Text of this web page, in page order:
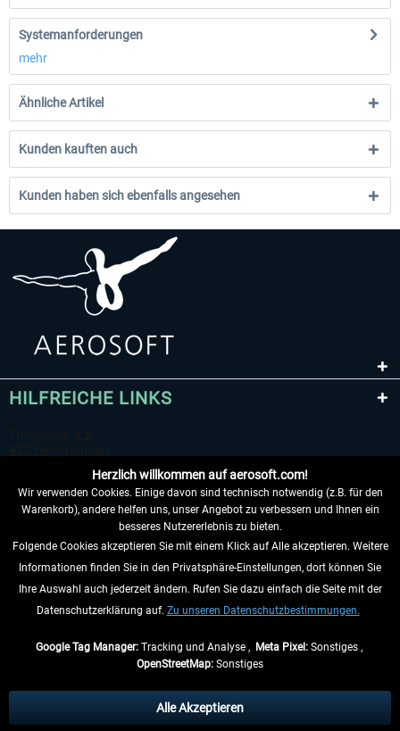
Systemanforderungen
mehr
Ähnliche Artikel
Kunden kauften auch
Kunden haben sich ebenfalls angesehen
HILFREICHE LINKS
VERTRAG WIDERRUFEN
INFORMATIONEN
anders beschrieben.
** Gilt für Lieferungen innerhalb Deutschlands, Lieferzeiten für andere Länder
Herzlich willkommen auf aerosoft.com!
Wir verwenden Cookies. Einige davon sind technisch notwendig (z.B. für den
Warenkorb), andere helfen uns, unser Angebot zu verbessern und Ihnen ein
besseres Nutzererlebnis zu bieten.
Folgende Cookies akzeptieren Sie mit einem Klick auf Alle akzeptieren. Weitere
Informationen finden Sie in den Privatsphäre-Einstellungen, dort können Sie
Ihre Auswahl auch jederzeit ändern. Rufen Sie dazu einfach die Seite mit der
Datenschutzerklärung auf. Zu unseren Datenschutzbestimmungen.
Google Tag Manager:Tracking und Analyse , Meta Pixel:Sonstiges ,
OpenStreetMap: Sonstiges
Alle Akzeptieren